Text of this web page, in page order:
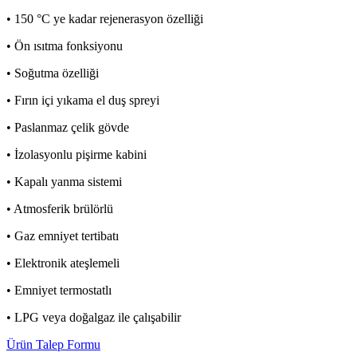
• 150 °C ye kadar rejenerasyon özelliği
• Ön ısıtma fonksiyonu
• Soğutma özelliği
• Fırın içi yıkama el duş spreyi
• Paslanmaz çelik gövde
• İzolasyonlu pişirme kabini
• Kapalı yanma sistemi
• Atmosferik brülörlü
• Gaz emniyet tertibatı
• Elektronik ateşlemeli
• Emniyet termostatlı
• LPG veya doğalgaz ile çalışabilir
Ürün Talep Formu